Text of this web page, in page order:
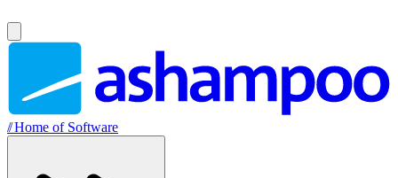
//Home of Software